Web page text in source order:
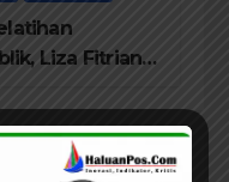
Liza Fitriani
69